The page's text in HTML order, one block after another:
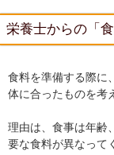
栄養士からの「
食料を準備する際に
体に合ったものを考
理由は、食事は年齢
要な食料が異なって